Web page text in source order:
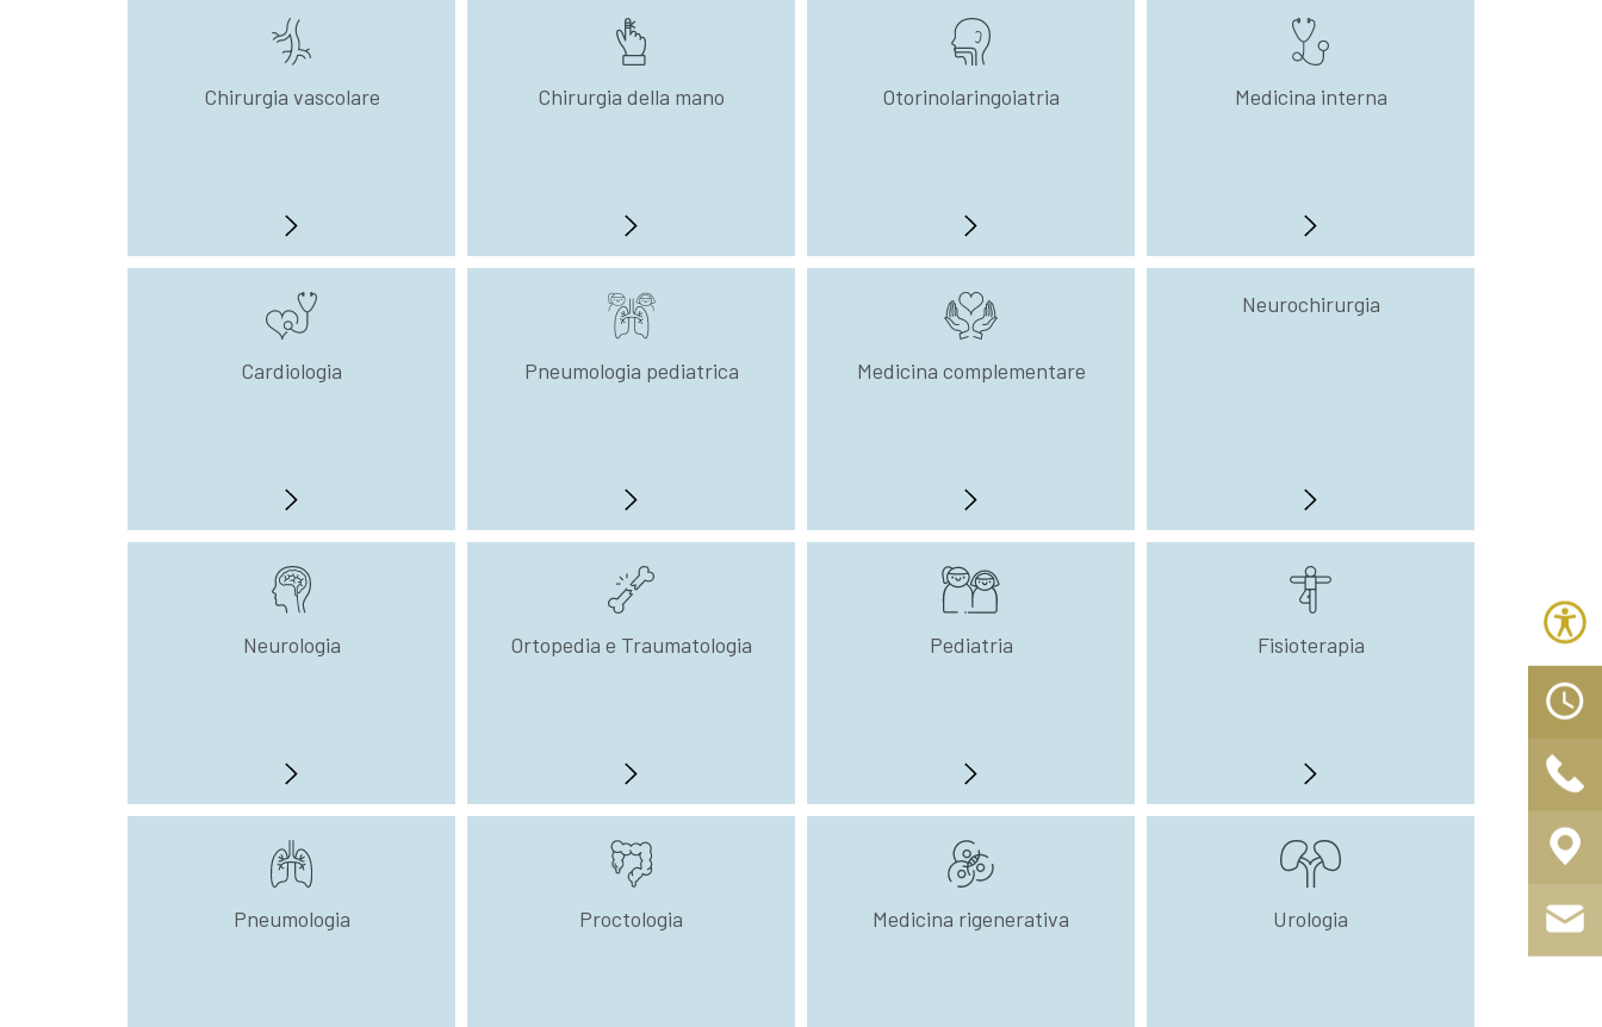
Chirurgia vascolare Chirurgia della mano Otorinolaringoiatria Medicina interna
Cardiologia Pneumologia pediatrica Medicina complementare
Neurochirurgia
Neurologia Ortopedia e Traumatologia Pediatria Fisioterapia
Pneumologia Proctologia Medicina rigenerativa Urologia